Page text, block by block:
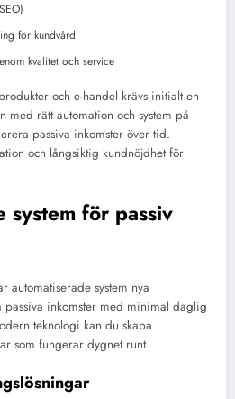
för kundvård
kvalitet och service
och e-handel krävs initialt en
med rätt automation och system på
passiva inkomster över tid.
och långsiktig kundnöjdhet för
system för passiv
automatiserade system nya
inkomster med minimal daglig
teknologi kan du skapa
som fungerar dygnet runt.